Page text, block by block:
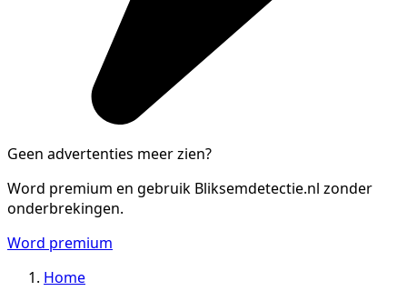
Geen advertenties meer zien?
Word premium en gebruik Bliksemdetectie.nl zonder
onderbrekingen.
Word premium
Home